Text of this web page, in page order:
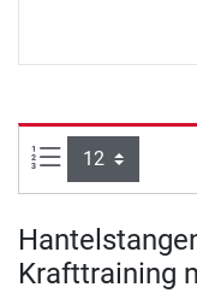
Artikel pro Seite:
Krafttraining